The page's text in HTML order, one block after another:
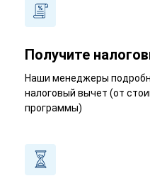
Получите
Наши менеджеры
налоговый вычет (от
программы)